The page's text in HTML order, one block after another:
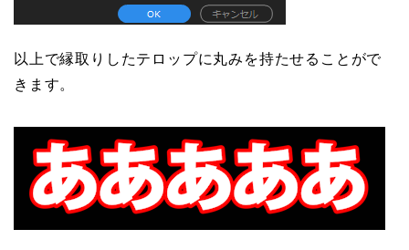
以上で縁取りしたテロップに丸みを持たせることがで
きます。